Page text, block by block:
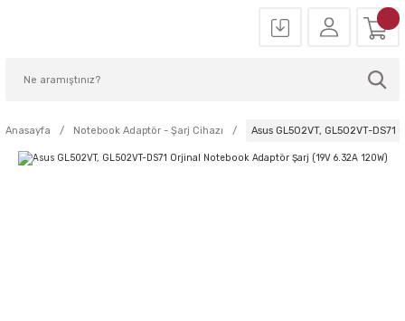
Anasayfa Notebook Adaptör - Şarj Cihazı Asus GL502VT, GL502VT-